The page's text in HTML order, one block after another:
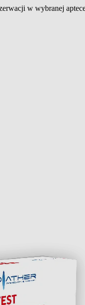
w wybranej